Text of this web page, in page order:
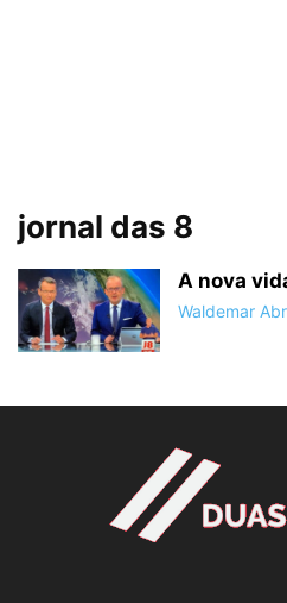
jornal das 8
A nova
Waldemar